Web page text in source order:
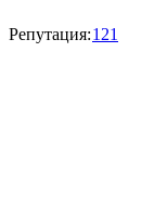
Репутация:121